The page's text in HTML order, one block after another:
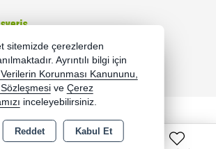
0
E-Ticaret ile hazırlanmıştır.
sitemizde çerezlerden
Ayrıntılı bilgi için
Korunması Kanununu,
ve Çerez
inceleyebilirsiniz.
Reddet Kabul Et